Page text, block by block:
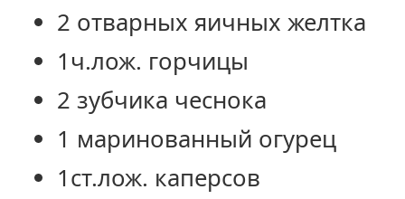
2 отварных яичных желтка
1ч.лож. горчицы
2 зубчика чеснока
1 маринованный огурец
1ст.лож. каперсов